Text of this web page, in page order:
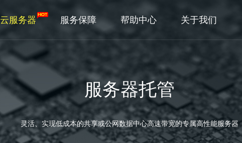
云服务器 服务保障 帮助中心 关于我们
服务器托管
灵活、实现低成本的共享或公网数据中心高速带宽的专属高性能服务器